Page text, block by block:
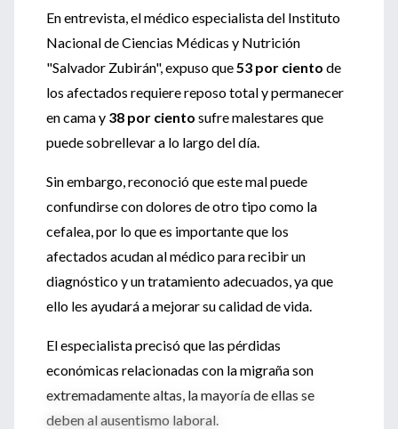
En entrevista, el médico especialista del Instituto
Nacional de Ciencias Médicas y Nutrición
"Salvador Zubirán", expuso que53 por ciento de
los afectados requiere reposo total y permanecer
en cama y 38 por ciento sufre malestares que
puede sobrellevar a lo largo del día.
Sin embargo, reconoció que este mal puede
confundirse con dolores de otro tipo como la
cefalea, por lo que es importante que los
afectados acudan al médico para recibir un
diagnóstico y un tratamiento adecuados, ya que
ello les ayudará a mejorar su calidad de vida.
El especialista precisó que las pérdidas
económicas relacionadas con la migraña son
extremadamente altas, la mayoría de ellas se
deben al ausentismo laboral.